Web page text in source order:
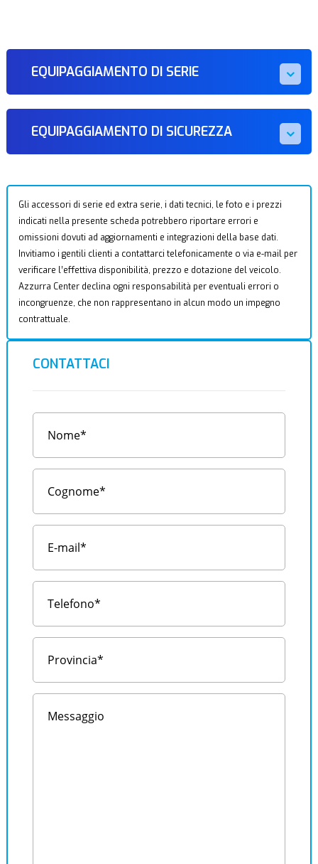
EQUIPAGGIAMENTO DI SERIE
EQUIPAGGIAMENTO DI SICUREZZA
Gli accessori di serie ed extra serie, i dati tecnici, le foto e i prezzi
indicati nella presente scheda potrebbero riportare errori e
omissioni dovuti ad aggiornamenti e integrazioni della base dati.
Invitiamo i gentili clienti a contattarci telefonicamente o via e-mail per
verificare l’effettiva disponibilità, prezzo e dotazione del veicolo.
Azzurra Center declina ogni responsabilità per eventuali errori o
incongruenze, che non rappresentano in alcun modo un impegno
contrattuale.
CONTATTACI